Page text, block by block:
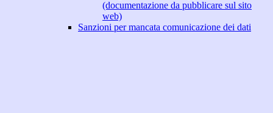
(documentazione da pubblicare sul sito
web)
Sanzioni per mancata comunicazione dei dati